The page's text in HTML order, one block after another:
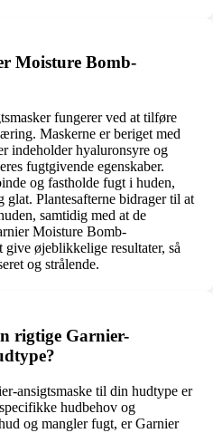
Moisture Bomb-
fungerer ved at tilføre
Maskerne er beriget med
indeholder hyaluronsyre og
fugtgivende egenskaber.
og fastholde fugt i huden,
Plantesafterne bidrager til at
samtidig med at de
Moisture Bomb-
give øjeblikkelige resultater, så
og strålende.
rigtige Garnier-
ansigtsmaske til din hudtype er
hudbehov og
og mangler fugt, er Garnier